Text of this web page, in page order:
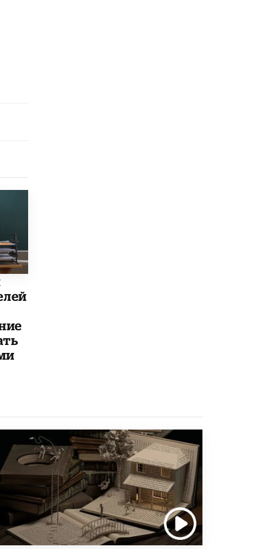
Глава СПЧ предложил вернуть в школы
9 ИЮНЯ /КАЧЕСТВО ОБРАЗОВАНИЯ
​Объединяя дошкольный мир
8 ИЮНЯ /АНОНС
«Сколково» и ГК «Просвещение»
анонсировали запуск акселератора
технологических решений для всех
уровней образования
8 ИЮНЯ /ЧТО ПРОИСХОДИТ?